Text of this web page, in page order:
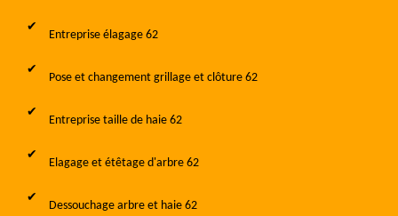
Entreprise élagage 62
Pose et changement grillage et clôture 62
Entreprise taille de haie 62
Elagage et étêtage d'arbre 62
Dessouchage arbre et haie 62